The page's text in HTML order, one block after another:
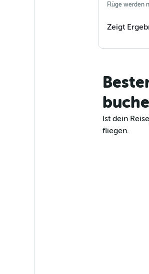
Flüge werden
Zeigt
Ist dein
fliegen.